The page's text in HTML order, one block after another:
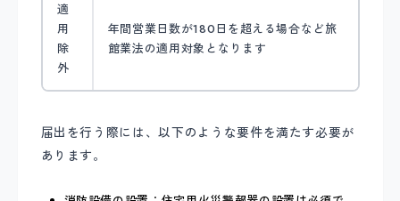
適
用
除
外
年間営業日数が180日を超える場合など旅
館業法の適用対象となります
届出を行う際には、以下のような要件を満たす必要が
あります。